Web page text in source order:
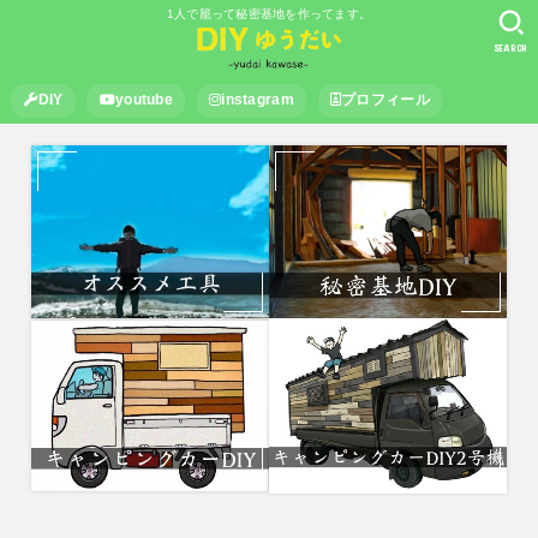
1人で籠って秘密基地を作ってます。
DIY youtube instagram プロフィール
SEARCH